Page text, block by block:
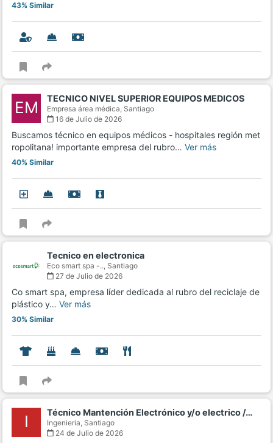
43% Similar
EM TECNICO NIVEL SUPERIOR EQUIPOS MEDICOS
Empresa área médica, Santiago
16 de Julio de 2026
Buscamos técnico en equipos médicos - hospitales región met
ropolitana! importante empresa del rubro… Ver más
40% Similar
Tecnico en electronica
Eco smart spa -.., Santiago
27 de Julio de 2026
Co smart spa, empresa líder dedicada al rubro del reciclaje de
plástico y… Ver más
30% Similar
I Técnico Mantención Electrónico y/o electrico /…
Ingenieria, Santiago
24 de Julio de 2026